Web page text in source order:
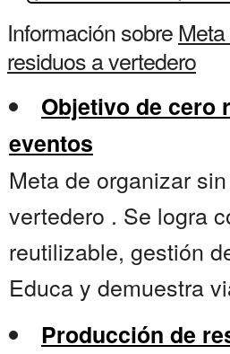
Información sobre
residuos a vertedero
Objetivo de cero
eventos
Meta de organizar
vertedero . Se logra
reutilizable, gestión
Educa y demuestra
Producción de